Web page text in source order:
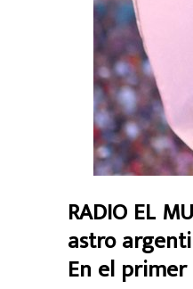
RADIO EL
astro
En el